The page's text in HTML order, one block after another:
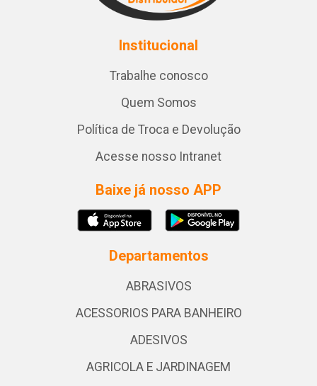
Institucional
Trabalhe conosco
Quem Somos
Política de Troca e Devolução
Acesse nosso Intranet
Baixe já nosso APP
Departamentos
ABRASIVOS
ACESSORIOS PARA BANHEIRO
ADESIVOS
AGRICOLA E JARDINAGEM